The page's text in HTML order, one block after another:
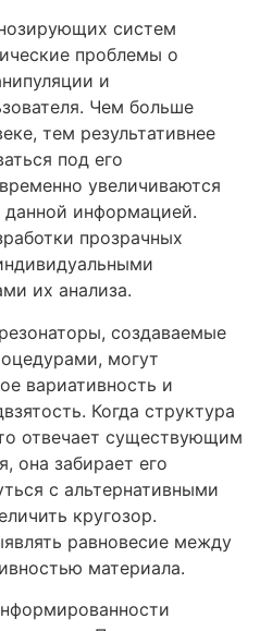
систем
проблемы о
и
Чем больше
тем результативнее
под его
увеличиваются
данной информацией.
прозрачных
их анализа.
создаваемые
могут
вариативность и
Когда структура
отвечает существующим
она забирает его
с альтернативными
кругозор.
равновесие между
материала.